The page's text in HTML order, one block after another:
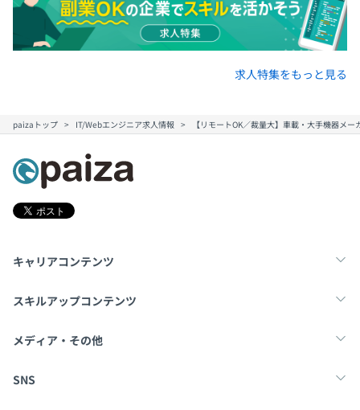
求人特集をもっと見る
paizaトップ IT/Webエンジニア求人情報 【リモートOK／裁量大】車載・大手機器メ
キャリアコンテンツ
転職・キャリア
スキルアップコンテンツ
学習
メディア・その他
Tech Team Journal
SNS